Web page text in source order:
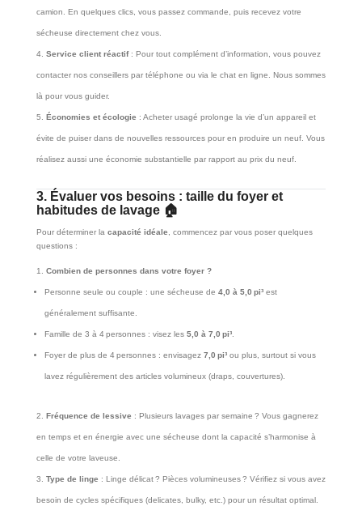
camion. En quelques clics, vous passez commande, puis recevez votre
sécheuse directement chez vous.
Service client réactif: Pour tout complément d’information, vous pouvez
contacter nos conseillers par téléphone ou via le chat en ligne. Nous sommes
là pour vous guider.
Économies et écologie : Acheter usagé prolonge la vie d’un appareil et
évite de puiser dans de nouvelles ressources pour en produire un neuf. Vous
réalisez aussi une économie substantielle par rapport au prix du neuf.
3. Évaluer vos besoins : taille du foyer et
habitudes de lavage 🏠
Pour déterminer la capacité idéale, commencez par vous poser quelques
questions :
Combien de personnes dans votre foyer ?
Personne seule ou couple : une sécheuse de 4,0 à 5,0 pi³est
généralement suffisante.
Famille de 3 à 4 personnes : visez les 5,0 à 7,0 pi³.
Foyer de plus de 4 personnes : envisagez 7,0 pi³ou plus, surtout si vous
lavez régulièrement des articles volumineux (draps, couvertures).
Fréquence de lessive : Plusieurs lavages par semaine ? Vous gagnerez
en temps et en énergie avec une sécheuse dont la capacité s’harmonise à
celle de votre laveuse.
Type de linge : Linge délicat ? Pièces volumineuses ? Vérifiez si vous avez
besoin de cycles spécifiques (delicates, bulky, etc.) pour un résultat optimal.